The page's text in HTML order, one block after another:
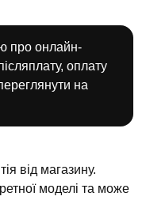
про онлайн-
оплату
на
від магазину.
моделі та може